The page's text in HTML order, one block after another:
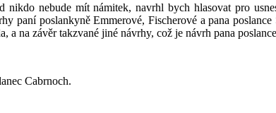
nebude mít námitek, navrhl bych hlasovat pro
paní poslankyně Emmerové, Fischerové a pana
na závěr takzvané jiné návrhy, což je návrh pana
Cabrnoch.